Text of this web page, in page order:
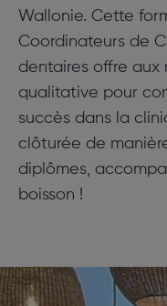
Wallonie. Cette
Coordinateurs de
dentaires offre aux
qualitative pour
succès dans la
clôturée de
diplômes,
boisson !